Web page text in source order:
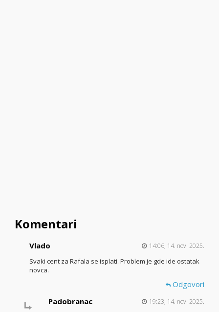
Komentari
Vlado 14:06, 14. nov. 2025.
Svaki cent za Rafala se isplati. Problem je gde ide ostatak
novca.
Odgovori
Padobranac
19:23, 14. nov. 2025.